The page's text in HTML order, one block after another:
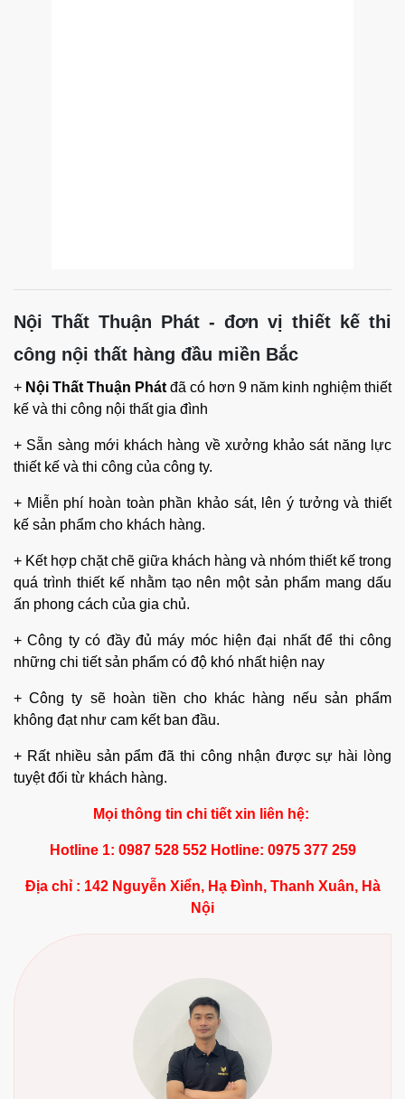
Nội Thất Thuận Phát - đơn vị thiết kế thi
công nội thất hàng đầu miền Bắc
+ Nội Thất Thuận Phát đã có hơn 9 năm kinh nghiệm thiết
kế và thi công nội thất gia đình
+ Sẵn sàng mới khách hàng về xưởng khảo sát năng lực
thiết kế và thi công của công ty.
+ Miễn phí hoàn toàn phần khảo sát, lên ý tưởng và thiết
kế sản phẩm cho khách hàng.
+ Kết hợp chặt chẽ giữa khách hàng và nhóm thiết kế trong
quá trình thiết kế nhằm tạo nên một sản phẩm mang dấu
ấn phong cách của gia chủ.
+ Công ty có đầy đủ máy móc hiện đại nhất để thi công
những chi tiết sản phẩm có độ khó nhất hiện nay
+ Công ty sẽ hoàn tiền cho khác hàng nếu sản phẩm
không đạt như cam kết ban đầu.
+ Rất nhiều sản pẩm đã thi công nhận được sự hài lòng
tuyệt đối từ khách hàng.
Mọi thông tin chi tiết xin liên hệ:
Hotline 1: 0987 528 552 Hotline: 0975 377 259
Địa chỉ : 142 Nguyễn Xiển, Hạ Đình, Thanh Xuân, Hà
Nội